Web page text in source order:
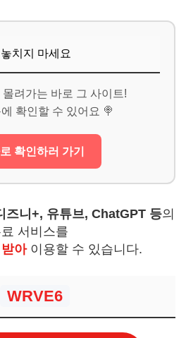
치지 마세요
려가는 바로 그 사이트!
확인할 수 있어요 🍭
확인하러 가기
즈니+, 유튜브, ChatGPT 등의
서비스를
아이용할 수 있습니다.
WRVE6